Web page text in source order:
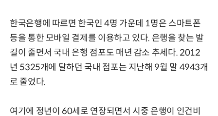
한국은행에 따르면 한국인 4명 가운데 1명은 스마트폰
등을 통한 모바일 결제를 이용하고 있다. 은행을 찾는 발
길이 줄면서 국내 은행 점포도 매년 감소 추세다. 2012
년 5325개에 달하던 국내 점포는 지난해 9월 말 4943개
로 줄었다.
여기에 정년이 60세로 연장되면서 시중 은행이 인건비